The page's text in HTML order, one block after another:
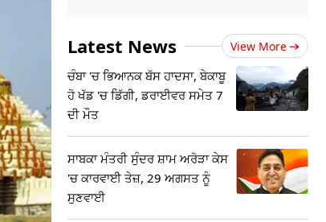
Latest News View More
ਚੰਬਾ 'ਚ ਭਿਆਨਕ ਬੱਸ ਹਾਦਸਾ, ਬੇਕਾਬੂ
ਹੋ ਖੱਡ 'ਚ ਡਿੱਗੀ, ਡਰਾਈਵਰ ਸਮੇਤ 7
ਦੀ ਮੌਤ
ਸਾਬਕਾ ਮੰਤਰੀ ਸੁੰਦਰ ਸ਼ਾਮ ਅਰੋੜਾ ਕੇਸ
'ਚ ਕਾਰਵਾਈ ਤੇਜ਼, 29 ਅਗਸਤ ਨੂੰ
ਸੁਣਵਾਈ